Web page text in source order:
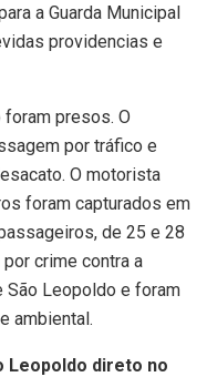
a Guarda Municipal
providencias e
presos. O
por tráfico e
O motorista
foram capturados em
de 25 e 28
crime contra a
São Leopoldo e foram
ambiental.
Leopoldo direto no